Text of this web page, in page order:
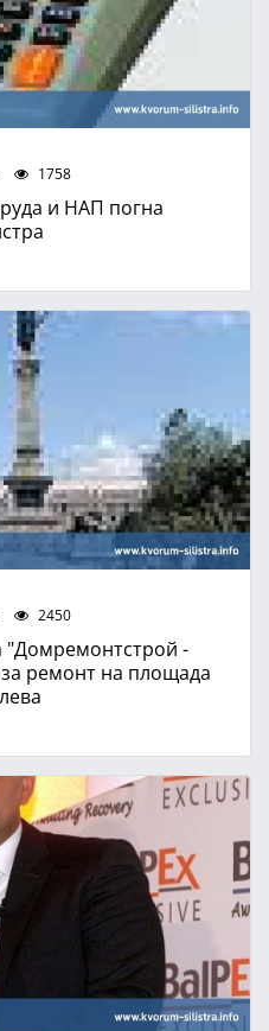
1758
и НАП погна
2450
"Домремонтстрой -
за ремонт на площада